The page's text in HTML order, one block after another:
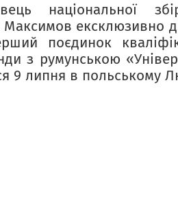
національної
ексклюзивно
поєдинок
з румунською
9 липня в польському